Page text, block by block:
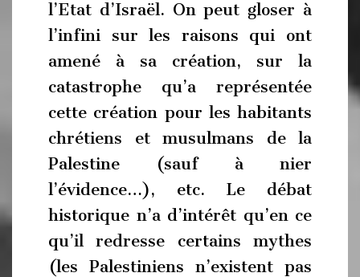
l’Etat d’Israël. On peut gloser à
l’infini sur les raisons qui ont
amené à sa création, sur la
catastrophe qu’a représentée
cette création pour les habitants
chrétiens et musulmans de la
Palestine (sauf à nier
l’évidence…), etc. Le débat
historique n’a d’intérêt qu’en ce
qu’il redresse certains mythes
(les Palestiniens n’existent pas